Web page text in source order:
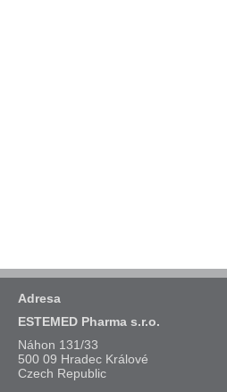
Adresa
ESTEMED Pharma s.r.o.
Náhon 131/33
500 09 Hradec Králové
Czech Republic